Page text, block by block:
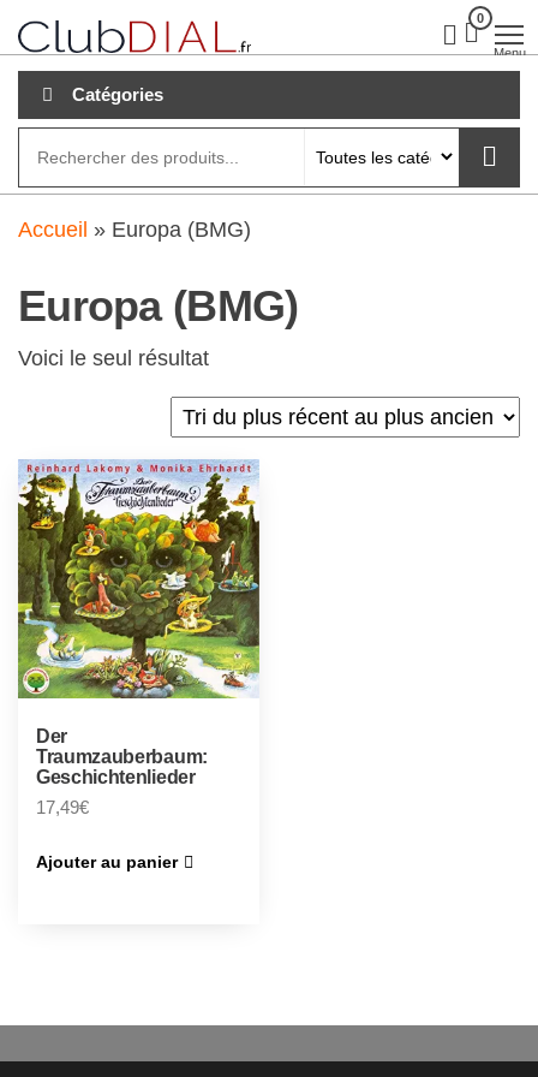
Aller
au
contenu
clubdial.fr
0
Menu
Catégories
Accueil » Europa (BMG)
Europa (BMG)
Voici le seul résultat
Der
Traumzauberbaum:
Geschichtenlieder
17,49€
Ajouter au panier